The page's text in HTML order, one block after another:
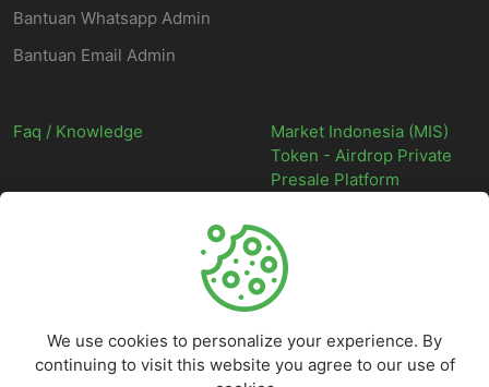
Bantuan Whatsapp Admin
Bantuan Email Admin
Faq / Knowledge
Market Indonesia (MIS)
Token - Airdrop Private
Presale Platform
Terpercaya - All rights reserved.
We use cookies to personalize your experience. By
continuing to visit this website you agree to our use of